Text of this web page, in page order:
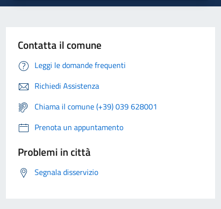
Contatta il comune
Leggi le domande frequenti
Richiedi Assistenza
Chiama il comune (+39) 039 628001
Prenota un appuntamento
Problemi in città
Segnala disservizio